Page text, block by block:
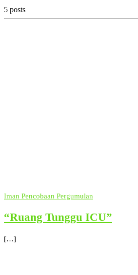
5 posts
Iman Pencobaan Pergumulan
“Ruang Tunggu ICU”
[…]